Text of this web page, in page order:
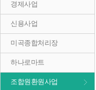
경제사업
신용사업
미곡종합처리장
하나로마트
조합원환원사업